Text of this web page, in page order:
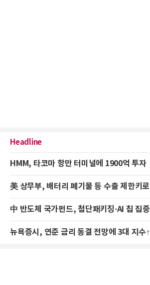
Headline
HMM, 타코마 항만 터미널에 1900억 투자
美 상무부, 배터리 폐기물 등 수출 제한키로
中 반도체 국가펀드, 첨단패키징·AI 칩 집중
뉴욕증시, 연준 금리 동결 전망에 3대 지수↑